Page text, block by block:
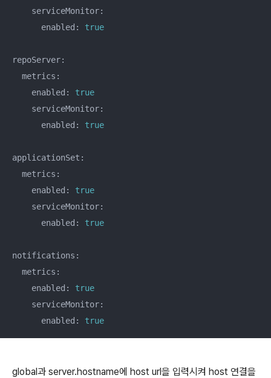
    serviceMonitor:
      enabled:
true
repoServer:
  metrics:
    enabled:
true
    serviceMonitor:
      enabled:
true
applicationSet:
  metrics:
    enabled:
true
    serviceMonitor:
      enabled:
true
notifications:
  metrics:
    enabled:
true
    serviceMonitor:
      enabled:
true
global과 server.hostname에 host url을 입력시켜 host 연결을